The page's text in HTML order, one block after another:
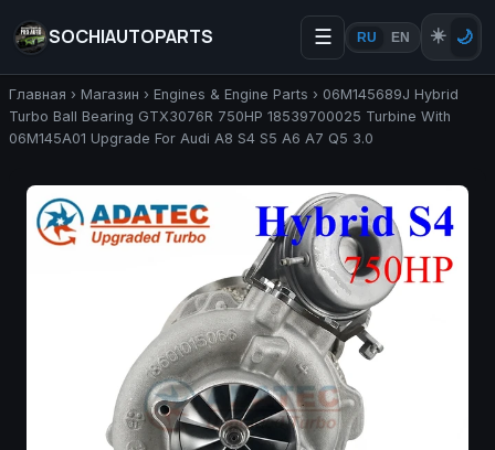
SOCHIAUTOPARTS ☰ RU EN ☀️ 🌙
Главная › Магазин › Engines & Engine Parts › 06M145689J Hybrid
Turbo Ball Bearing GTX3076R 750HP 18539700025 Turbine With
06M145A01 Upgrade For Audi A8 S4 S5 A6 A7 Q5 3.0